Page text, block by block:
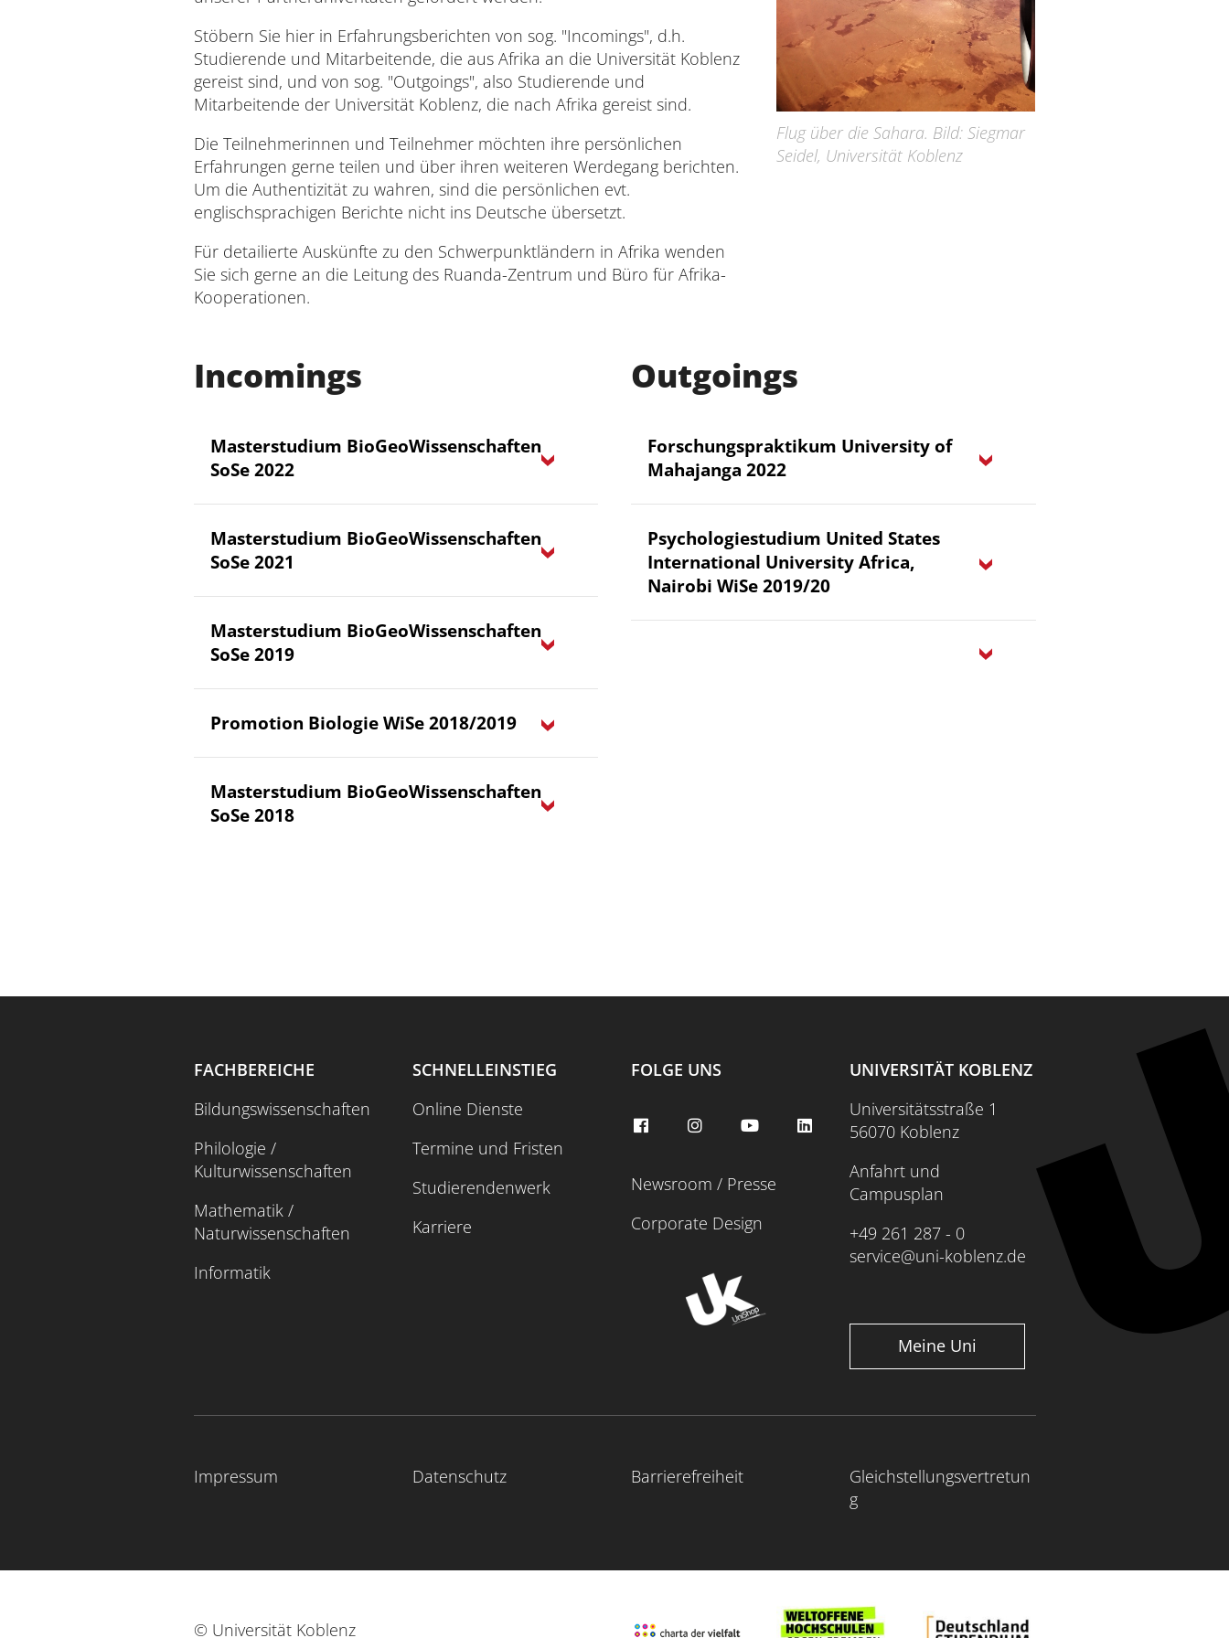
Universität
Verwaltung
Interdisziplinäres Zentrum für Lehre
Universitätsbibliothek
Zentrum für Lehrkräftebildung
Zentrum für Fernstudien und
Universitäre Weiterbildung
Zentrum für Informations- und
Medientechnologien
Datenschutz Barrierefreiheit
Stöbern Sie hier in Erfahrungsberichten von sog. "Incomings", d.h.
Studierende und Mitarbeitende, die aus Afrika an die Universität Koblenz
gereist sind, und von sog. "Outgoings", also Studierende und
Mitarbeitende der Universität Koblenz, die nach Afrika gereist sind.
Die Teilnehmerinnen und Teilnehmer möchten ihre persönlichen
Erfahrungen gerne teilen und über ihren weiteren Werdegang berichten.
Um die Authentizität zu wahren, sind die persönlichen evt.
englischsprachigen Berichte nicht ins Deutsche übersetzt.
Für detailierte Auskünfte zu den Schwerpunktländern in Afrika wenden
Sie sich gerne an die Leitung des Ruanda-Zentrum und Büro für Afrika-
Kooperationen.
Flug über die Sahara. Bild: Siegmar
Seidel, Universität Koblenz
Incomings
Masterstudium BioGeoWissenschaften
SoSe 2022
Masterstudium BioGeoWissenschaften
SoSe 2021
Masterstudium BioGeoWissenschaften
SoSe 2019
Promotion Biologie WiSe 2018/2019
Masterstudium BioGeoWissenschaften
SoSe 2018
Outgoings
Forschungspraktikum University of
Mahajanga 2022
Psychologiestudium United States
International University Africa,
Nairobi WiSe 2019/20
FACHBEREICHE
Bildungswissenschaften
Philologie /
Kulturwissenschaften
Mathematik /
Naturwissenschaften
Informatik
SCHNELLEINSTIEG
Online Dienste
Termine und Fristen
Studierendenwerk
Karriere
FOLGE UNS
Newsroom / Presse
Corporate Design
UNIVERSITÄT KOBLENZ
Universitätsstraße 1
56070 Koblenz
Anfahrt und
Campusplan
+49 261 287 - 0
service@uni-koblenz.de
Meine Uni
Impressum Datenschutz Barrierefreiheit
Gleichstellungsvertretun
g
© Universität Koblenz